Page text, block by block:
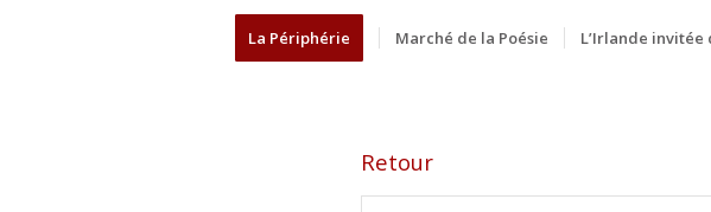
La Périphérie Marché de la Poésie L’Irlande invitée
Retour